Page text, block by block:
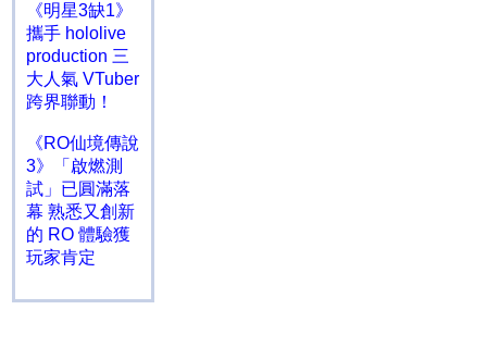
《明星3缺1》
攜手 hololive
production 三
大人氣 VTuber
跨界聯動！
《RO仙境傳說
3》「啟燃測
試」已圓滿落
幕 熟悉又創新
的 RO 體驗獲
玩家肯定